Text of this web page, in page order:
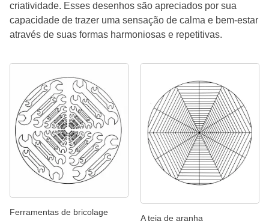
criatividade. Esses desenhos são apreciados por sua
capacidade de trazer uma sensação de calma e bem-estar
através de suas formas harmoniosas e repetitivas.
Ferramentas de bricolage
A teia de aranha